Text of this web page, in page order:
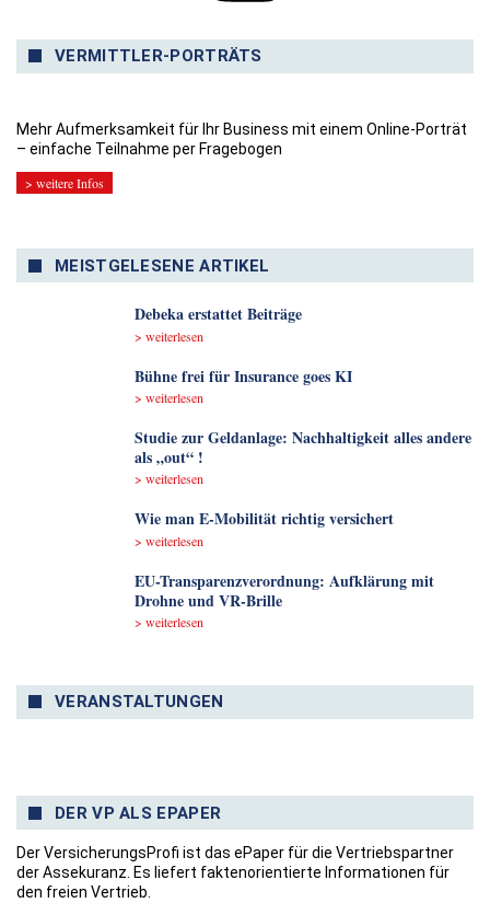
VERMITTLER-PORTRÄTS
Mehr Aufmerksamkeit für Ihr Business mit einem Online-Porträt
– einfache Teilnahme per Fragebogen
> weitere Infos
MEISTGELESENE ARTIKEL
Debeka erstattet Beiträge
> weiterlesen
Bühne frei für Insurance goes KI
> weiterlesen
Studie zur Geldanlage: Nachhaltigkeit alles andere
als „out“ !
> weiterlesen
Wie man E-Mobilität richtig versichert
> weiterlesen
EU-Transparenzverordnung: Aufklärung mit
Drohne und VR-Brille
> weiterlesen
VERANSTALTUNGEN
DER VP ALS EPAPER
Der VersicherungsProfi ist das ePaper für die Vertriebspartner
der Assekuranz. Es liefert faktenorientierte Informationen für
den freien Vertrieb.